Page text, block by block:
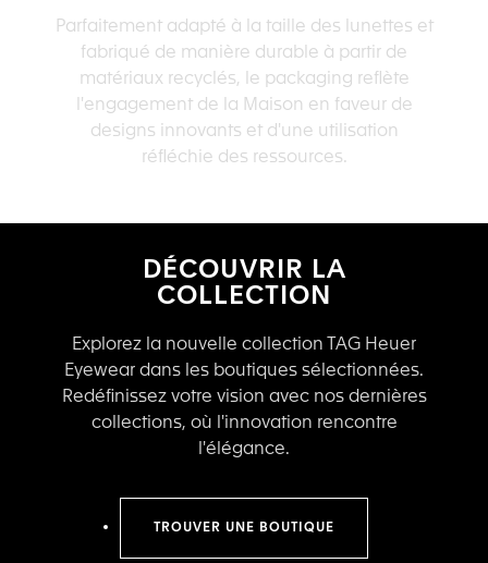
Parfaitement adapté à la taille des lunettes et
fabriqué de manière durable à partir de
matériaux recyclés, le packaging reflète
l'engagement de la Maison en faveur de
designs innovants et d'une utilisation
réfléchie des ressources.
DÉCOUVRIR LA
COLLECTION
Explorez la nouvelle collection TAG Heuer
Eyewear dans les boutiques sélectionnées.
Redéfinissez votre vision avec nos dernières
collections, où l'innovation rencontre
l'élégance.
TROUVER UNE BOUTIQUE